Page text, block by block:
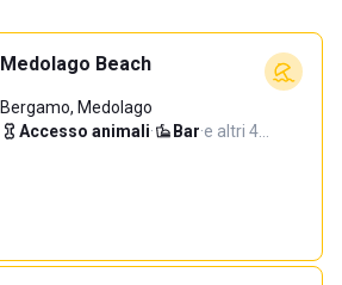
Medolago Beach
Bergamo, Medolago
Accesso animali· Bar·e altri 4…